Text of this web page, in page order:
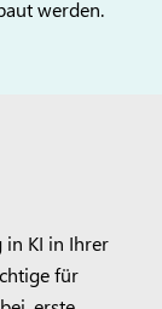
werden.
in KI in Ihrer
für